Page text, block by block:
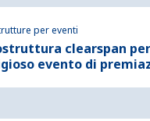
per eventi
clearspan
evento di